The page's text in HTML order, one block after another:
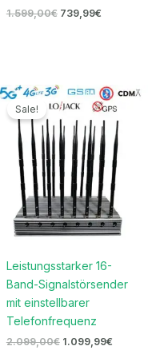
1.599,00€ 739,99€
Sale!
Leistungsstarker 16-
Band-Signalstörsender
mit einstellbarer
Telefonfrequenz
2.099,00€
Ursprünglicher
Preis
2.099,00€
1.099,99€
Aktueller
Preis
ist: